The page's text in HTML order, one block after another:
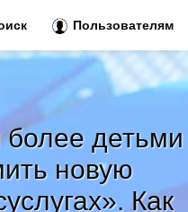
детьми
новую
Как
Пользователям